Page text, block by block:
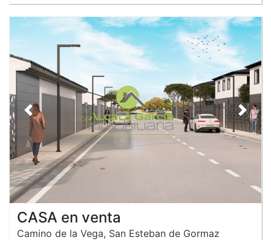
Anterior
CASA en venta
Camino de la Vega, San Esteban de Gormaz